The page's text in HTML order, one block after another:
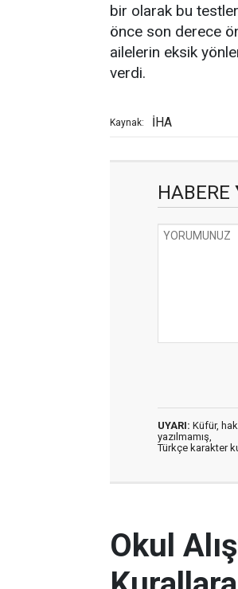
bir olarak bu
önce son derece
ailelerin eksik
verdi.
Kaynak: İHA
HABERE
UYARI: Küfür,
yazılmamış,
Türkçe karakter
Okul